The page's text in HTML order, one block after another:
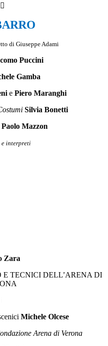
di Giuseppe Adami
Puccini
Gamba
e Piero Maranghi
Silvia Bonetti
Paolo Mazzon
e interpreti
Zara
TECNICI DELL’ARENA DI
Michele Olcese
Arena di Verona